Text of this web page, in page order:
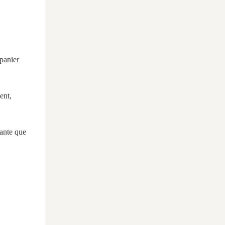
que